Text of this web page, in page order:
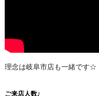
理念は岐阜市店も一緒です☆
ご来店人数♪